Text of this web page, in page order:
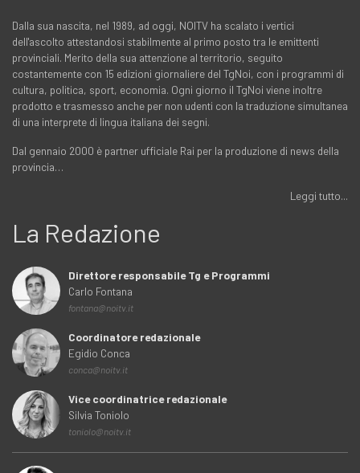
Dalla sua nascita, nel 1989, ad oggi, NOITV ha scalato i vertici
dell'ascolto attestandosi stabilmente al primo posto tra le emittenti
provinciali. Merito della sua attenzione al territorio, seguito
costantemente con 15 edizioni giornaliere del TgNoi, con i programmi di
cultura, politica, sport, economia. Ogni giorno il TgNoi viene inoltre
prodotto e trasmesso anche per non udenti con la traduzione simultanea
di una interprete di lingua italiana dei segni.
Dal gennaio 2000 è partner ufficiale Rai per la produzione di news della
provincia…
Leggi tutto...
La Redazione
Direttore responsabile Tg e Programmi
Carlo Fontana
fontana@noitv.it
Coordinatore redazionale
Egidio Conca
conca@noitv.it
Vice coordinatrice redazionale
Silvia Toniolo
toniolo@noitv.it